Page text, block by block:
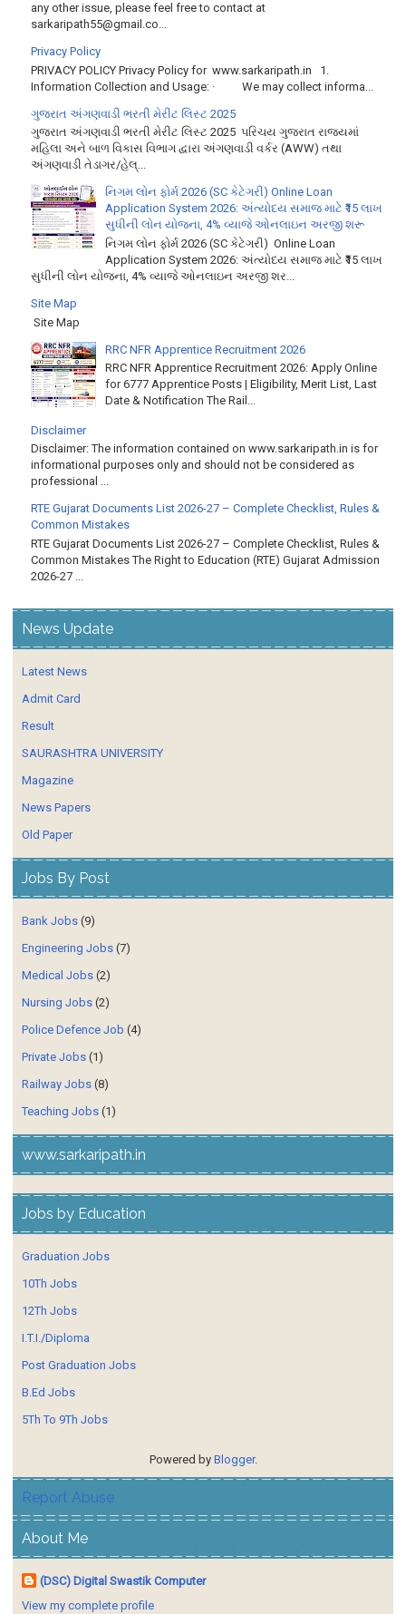
any other issue, please feel free to contact at
sarkaripath55@gmail.co...
Privacy Policy
PRIVACY POLICY Privacy Policy for www.sarkaripath.in 1.
Information Collection and Usage: · We may collect informa...
ગુજરાત અંગણવાડી ભરતી મેરીટ લિસ્ટ 2025
ગુજરાત અંગણવાડી ભરતી મેરીટ લિસ્ટ 2025 પરિચય ગુજરાત રાજ્યમાં
મહિલા અને બાળ વિકાસ વિભાગ દ્વારા અંગણવાડી વર્કર (AWW) તથા
અંગણવાડી તેડાગર/હેલ્...
નિગમ લોન ફોર્મ 2026 (SC કેટેગરી) Online Loan
Application System 2026: અંત્યોદય સમાજ માટે ₹15 લાખ
સુધીની લોન યોજના, 4% વ્યાજે ઓનલાઇન અરજી શરૂ
નિગમ લોન ફોર્મ 2026 (SC કેટેગરી) Online Loan
Application System 2026: અંત્યોદય સમાજ માટે ₹15 લાખ
સુધીની લોન યોજના, 4% વ્યાજે ઓનલાઇન અરજી શર...
Site Map
Site Map
RRC NFR Apprentice Recruitment 2026
RRC NFR Apprentice Recruitment 2026: Apply Online
for 6777 Apprentice Posts | Eligibility, Merit List, Last
Date & Notification The Rail...
Disclaimer
Disclaimer: The information contained on www.sarkaripath.in is for
informational purposes only and should not be considered as
professional ...
RTE Gujarat Documents List 2026-27 – Complete Checklist, Rules &
Common Mistakes
RTE Gujarat Documents List 2026-27 – Complete Checklist, Rules &
Common Mistakes The Right to Education (RTE) Gujarat Admission
2026-27 ...
News Update
Latest News
Admit Card
Result
SAURASHTRA UNIVERSITY
Magazine
News Papers
Old Paper
Jobs By Post
Bank Jobs (9)
Engineering Jobs (7)
Medical Jobs (2)
Nursing Jobs (2)
Police Defence Job (4)
Private Jobs (1)
Railway Jobs (8)
Teaching Jobs (1)
www.sarkaripath.in
Jobs by Education
Graduation Jobs
10Th Jobs
12Th Jobs
I.T.I./Diploma
Post Graduation Jobs
B.Ed Jobs
5Th To 9Th Jobs
Powered by Blogger.
Report Abuse
About Me
(DSC) Digital Swastik Computer
View my complete profile